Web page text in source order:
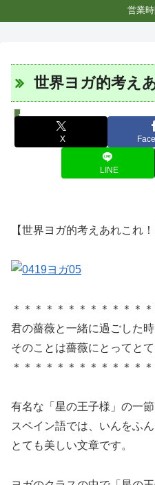
営業
世界ヨガ的考え
J-WETインド支部～ヨガのこころ～
X
LINE
【世界ヨガ的考えあれこれ！
＊＊＊＊＊＊＊＊＊＊＊＊
君の薔薇と一緒に過ごした
そのことは薔薇にとってと
＊＊＊＊＊＊＊＊＊＊＊＊
有名な「星の王子様」の一節
スペイン語では、いんをふ
とても美しい文章です。